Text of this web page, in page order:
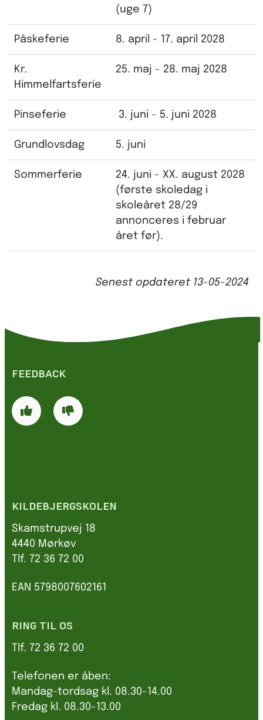
(uge 7)
Påskeferie 8. april - 17. april 2028
Kr.
Himmelfartsferie
25. maj - 28. maj 2028
Pinseferie 3. juni - 5. juni 2028
Grundlovsdag 5. juni
Sommerferie
24. juni - XX. august 2028
(første skoledag i
skoleåret 28/29
annonceres i februar
året før).
Senest opdateret 13-05-2024
FEEDBACK
KILDEBJERGSKOLEN
Skamstrupvej 18
4440 Mørkøv
Tlf. 72 36 72 00
EAN 5798007602161
RING TIL OS
Tlf. 72 36 72 00
Telefonen er åben:
Mandag-tordsag kl. 08.30-14.00
Fredag kl. 08.30-13.00